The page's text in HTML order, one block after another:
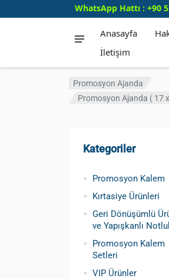
WhatsApp Hattı : +90
Anasayfa
İletişim
Promosyon Ajanda
Promosyon Ajanda ( 17
Kategoriler
Promosyon Kalem
Promosyon Metal
Kalem
Promosyon Roller
Kalem
Promosyon
Dokunmatik
Promosyon Plastik
Kalem
Geri Dönüşümlü ve
Tohumlu Kalemler
Promosyon
Fosforlu Kalem
Kursun Kalemler
Kırtasiye Ürünleri
Geri Dönüşümlü
ve Yapışkanlı
Promosyon Kalem
Setleri
VIP Ürünler